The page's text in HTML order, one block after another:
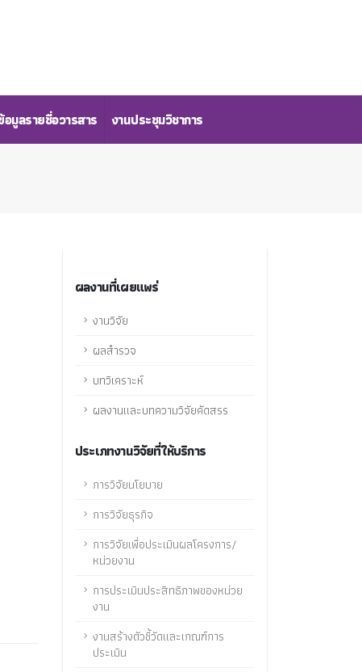
อมูลรายชื่อวารสาร งานประชุมวิชาการ
ผลงานที่เผยแพร่
งานวิจัย
ผลสำรวจ
บทวิเคราะห์
ผลงานและบทความวิจัยคัดสรร
ประเภทงานวิจัยที่ให้บริการ
การวิจัยนโยบาย
การวิจัยธุรกิจ
การวิจัยเพื่อประเมินผลโครงการ/
หน่วยงาน
การประเมินประสิทธิภาพของหน่วย
งาน
งานสร้างตัวชี้วัดและเกณฑ์การ
ประเมิน